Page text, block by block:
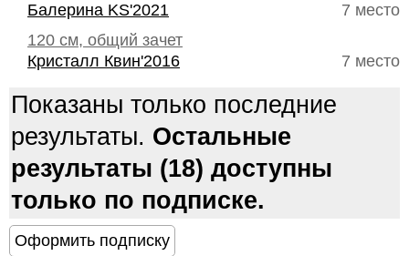
7 место
Балерина KS'2021
120 см, общий зачет
7 место
Кристалл Квин'2016
Показаны только последние
результаты. Остальные
результаты (18) доступны
только по подписке.